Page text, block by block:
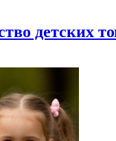
детских